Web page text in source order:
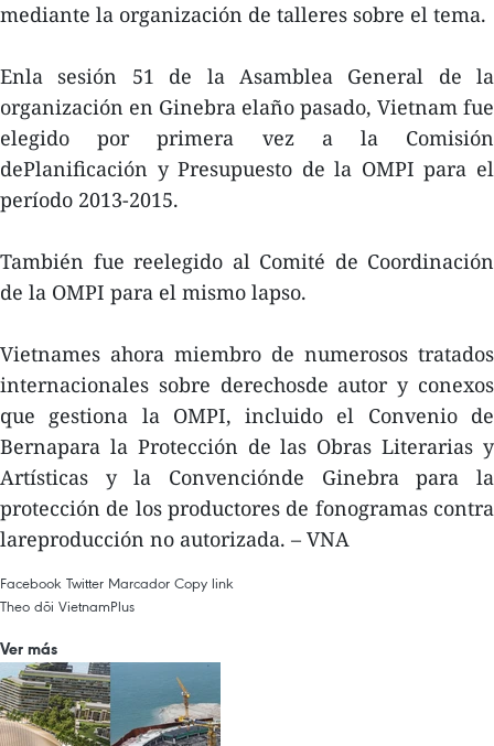
mediante la organización de talleres sobre el tema.
Enla sesión 51 de la Asamblea General de la
organización en Ginebra elaño pasado, Vietnam fue
elegido por primera vez a la Comisión
dePlanificación y Presupuesto de la OMPI para el
período 2013-2015.
También fue reelegido al Comité de Coordinación
de la OMPI para el mismo lapso.
Vietnames ahora miembro de numerosos tratados
internacionales sobre derechosde autor y conexos
que gestiona la OMPI, incluido el Convenio de
Bernapara la Protección de las Obras Literarias y
Artísticas y la Convenciónde Ginebra para la
protección de los productores de fonogramas contra
lareproducción no autorizada. – VNA
Facebook Twitter Marcador Copy link
Theo dõi VietnamPlus
Ver más